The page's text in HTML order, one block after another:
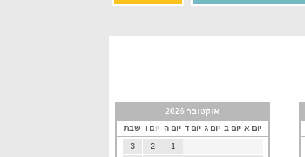
אוקטובר 2026
יום א יום ב יום ג יום ד יום ה יום ו שבת
1
2
3